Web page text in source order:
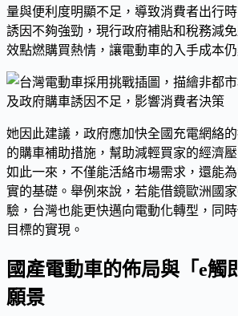
量與便利度明顯不足，導致消費者出行
誘因不夠強勁，現行政府補貼和稅務減
效點燃購買熱情，讓電動車的入手成本仍
她因此建議，政府應加快全國充電網絡
的購車補助措施，幫助減輕買家的經濟
如此一來，不僅能活絡市場需求，還能
實的基礎。舉例來說，若能借鏡歐洲國
驗，台灣也能更快邁向電動化轉型，同
目標的實現。
國產電動車的佈局與「e觸
願景